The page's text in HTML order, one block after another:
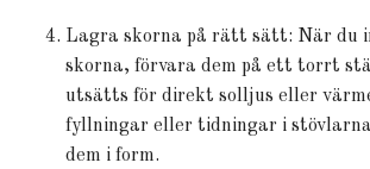
Lagra skorna på rätt sätt: När du
skorna, förvara dem på ett torrt
utsätts för direkt solljus eller
fyllningar eller tidningar i
dem i form.